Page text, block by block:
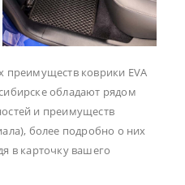
преимуществ коврики EVA
обладают рядом
и преимуществ
более подробно о них
в карточку вашего